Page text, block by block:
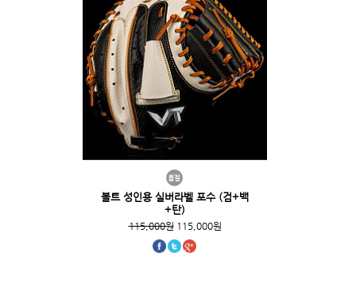
볼트 성인용 실버라벨 포수 (검+백
+탄)
115,000원115,000원